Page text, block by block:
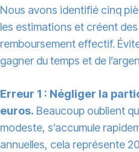
Nous avons identifié cinq
les estimations et créent
remboursement effectif.
gagner du temps et de
Erreur 1 : Négliger la
euros. Beaucoup oublient
modeste, s’accumule
annuelles, cela représente